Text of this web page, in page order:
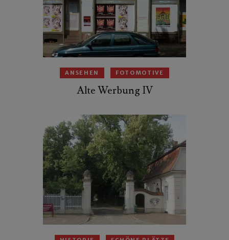
ANSEHEN FOTOMOTIVE
Alte Werbung IV